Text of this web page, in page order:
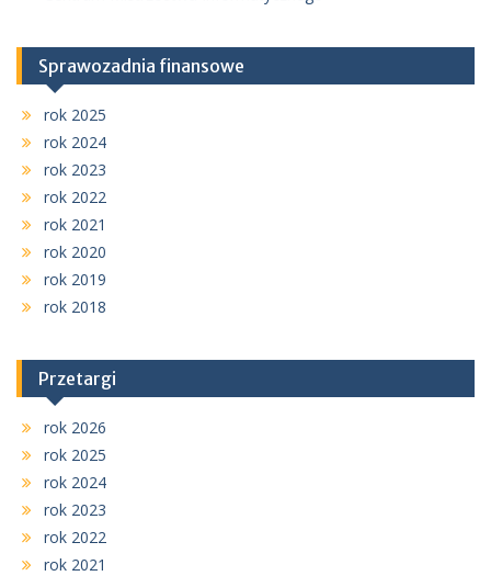
Sprawozadnia finansowe
rok 2025
rok 2024
rok 2023
rok 2022
rok 2021
rok 2020
rok 2019
rok 2018
Przetargi
rok 2026
rok 2025
rok 2024
rok 2023
rok 2022
rok 2021